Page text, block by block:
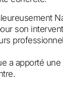
son
a apporté une